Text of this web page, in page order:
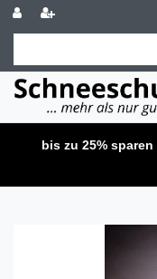
bis zu 25% sparen